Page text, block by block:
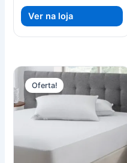
era:
atual
R$
Ver na loja
Oferta!